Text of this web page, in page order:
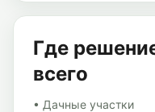
Где
всего
• Дачные участки